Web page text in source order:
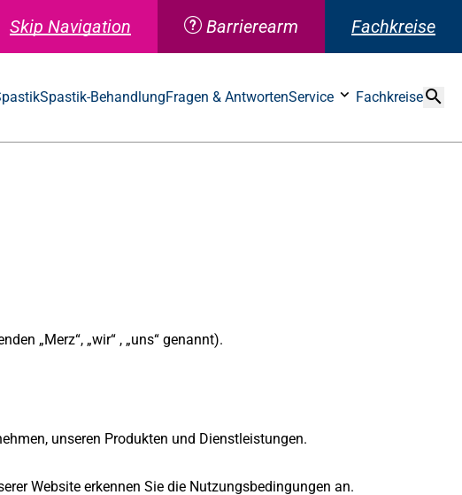
Skip Navigation Barrierearm Fachkreise
Spastik-BehandlungFragen & AntwortenService FachkreiseSuche
„Merz“, „wir“ , „uns“ genannt).
unseren Produkten und Dienstleistungen.
Website erkennen Sie die Nutzungsbedingungen an.